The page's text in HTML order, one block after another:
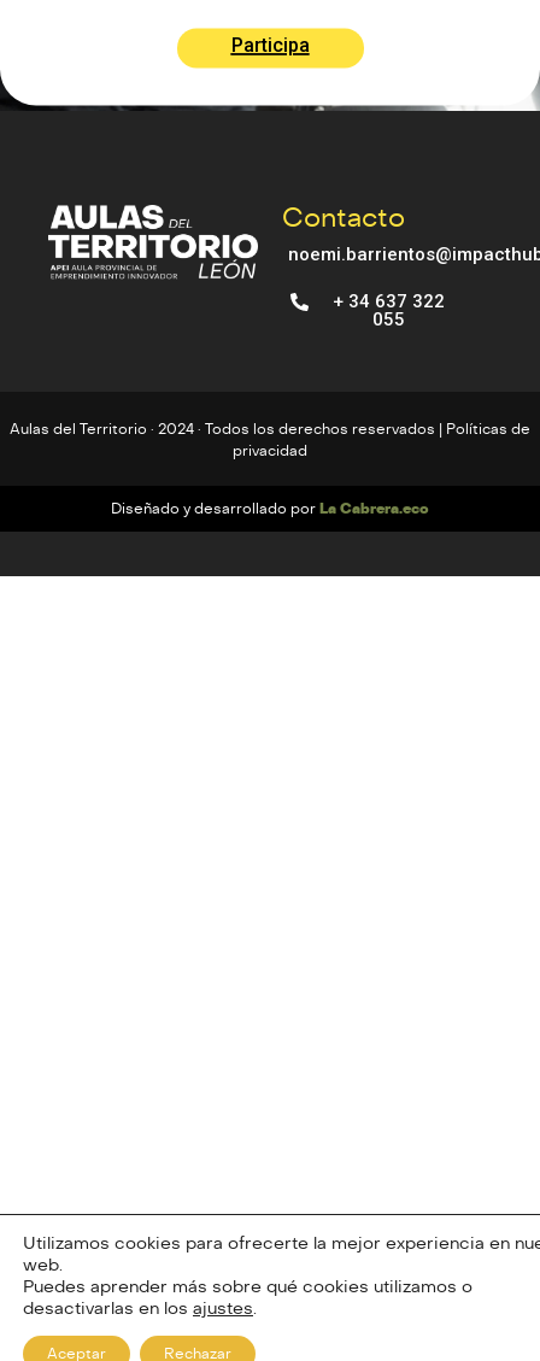
Participa
Contacto
+ 34 637 322
055
Aulas del Territorio · 2024 · Todos los derechos reservados |
Políticas de
privacidad
Diseñado y desarrollado por La Cabrera.eco
Utilizamos cookies para ofrecerte la mejor experiencia en
web.
Puedes aprender más sobre qué cookies utilizamos o
desactivarlas en los ajustes.
Aceptar Rechazar